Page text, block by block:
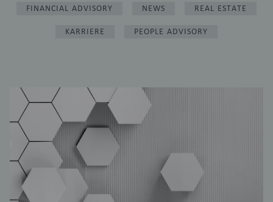
FINANCIAL ADVISORY NEWS REAL ESTATE
KARRIERE PEOPLE ADVISORY